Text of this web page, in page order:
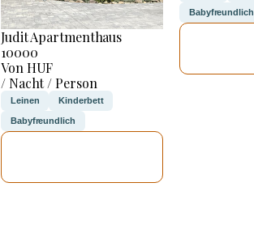
Judit Apartmenthaus
10000
Von HUF
/ Nacht / Person
Leinen Kinderbett
Babyfreundlich
Babyfreundlich